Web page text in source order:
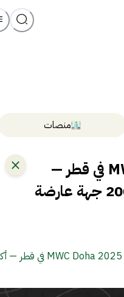
منصات
انطلاق MWC Doha 2025 في قطر —
أكثر من 200 متحدث و200 جهة عارضة